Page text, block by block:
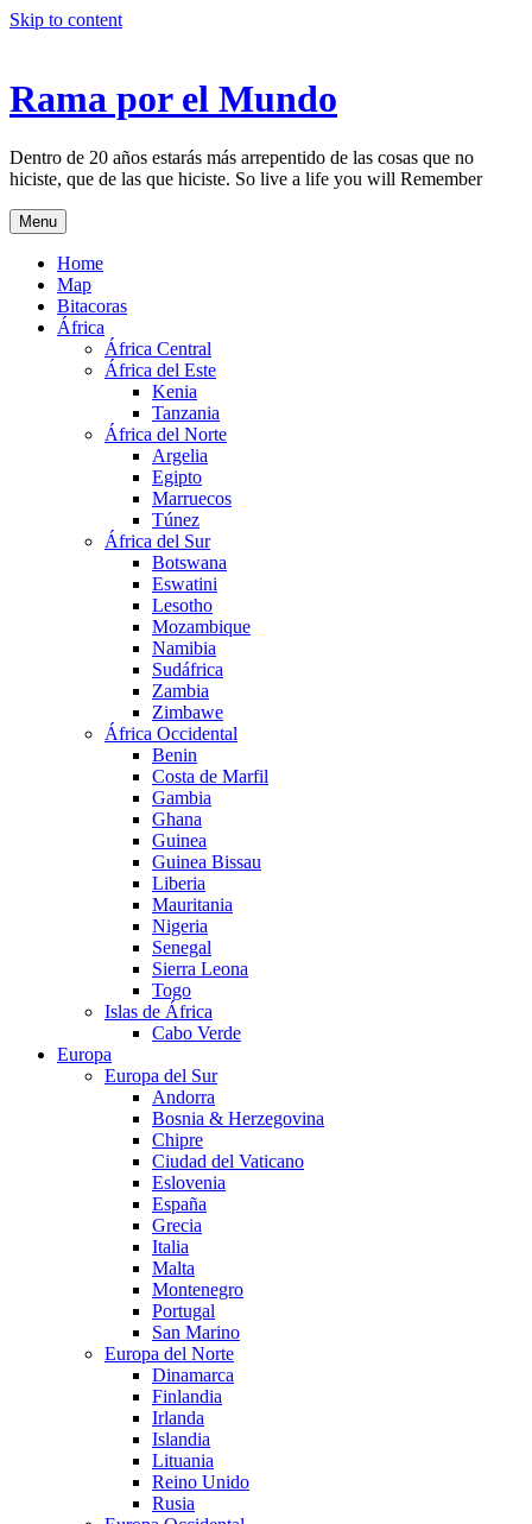
Skip to content
Rama por el Mundo
Dentro de 20 años estarás más arrepentido de las cosas que no
hiciste, que de las que hiciste. So live a life you will Remember
Menu
Home
Map
Bitacoras
África
África Central
África del Este
Kenia
Tanzania
África del Norte
Argelia
Egipto
Marruecos
Túnez
África del Sur
Botswana
Eswatini
Lesotho
Mozambique
Namibia
Sudáfrica
Zambia
Zimbawe
África Occidental
Benin
Costa de Marfil
Gambia
Ghana
Guinea
Guinea Bissau
Liberia
Mauritania
Nigeria
Senegal
Sierra Leona
Togo
Islas de África
Cabo Verde
Europa
Europa del Sur
Andorra
Bosnia & Herzegovina
Chipre
Ciudad del Vaticano
Eslovenia
España
Grecia
Italia
Malta
Montenegro
Portugal
San Marino
Europa del Norte
Dinamarca
Finlandia
Irlanda
Islandia
Lituania
Reino Unido
Rusia